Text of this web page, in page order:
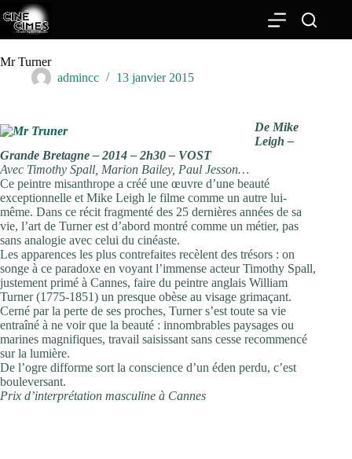
Passer
au
contenu
Mr Turner
admincc
13 janvier 2015
De Mike
Leigh –
Grande Bretagne – 2014 – 2h30 – VOST
Avec Timothy Spall, Marion Bailey, Paul Jesson…
Ce peintre misanthrope a créé une œuvre d’une beauté
exceptionnelle et Mike Leigh le filme comme un autre lui-
même. Dans ce récit fragmenté des 25 dernières années de sa
vie, l’art de Turner est d’abord montré comme un métier, pas
sans analogie avec celui du cinéaste.
Les apparences les plus contrefaites recèlent des trésors : on
songe à ce paradoxe en voyant l’immense acteur Timothy Spall,
justement primé à Cannes, faire du peintre anglais William
Turner (1775-1851) un presque obèse au visage grimaçant.
Cerné par la perte de ses proches, Turner s’est toute sa vie
entraîné à ne voir que la beauté : innombrables paysages ou
marines magnifiques, travail saisissant sans cesse recommencé
sur la lumière.
De l’ogre difforme sort la conscience d’un éden perdu, c’est
bouleversant.
Prix d’interprétation masculine à Cannes